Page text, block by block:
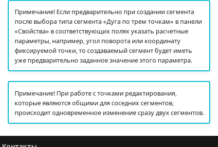
Примечание! Если предварительно при создании сегмента
после выбора типа сегмента «Дуга по трем точкам» в панели
«Свойства» в соответствующих полях указать расчетные
параметры, например, угол поворота или координату
фиксируемой точки, то создаваемый сегмент будет иметь
уже предварительно заданное значение этого параметра.
Примечание! При работе с точками редактирования,
которые являются общими для соседних сегментов,
происходит одновременное изменение сразу двух сегментов.